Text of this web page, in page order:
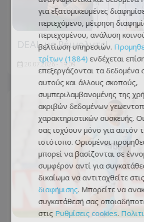
DEAL με Ρέινολντς!
20.07.2026 - 19:09
για εξατομικευμένες
περιεχόμενο, μέτρηση
περιεχομένου, ανάλυση
βελτίωση υπηρεσιών.
τρίτων (1884) ενδέχεται
επεξεργάζονται τα δεδομένα
αυτούς και άλλους σκοπούς,
συμπεριλαμβανομένης της
ακριβών δεδομένων
χαρακτηριστικών συσκευής.
σας ισχύουν μόνο για αυτόν
ιστότοπο. Ορισμένοι
μπορεί να βασίζονται σε
συμφέρον αντί για
δικαίωμα να αντιταχθείτε στις
διαφήμισης. Μπορείτε να
συγκατάθεσή σας
στις Ρυθμίσεις cookies.